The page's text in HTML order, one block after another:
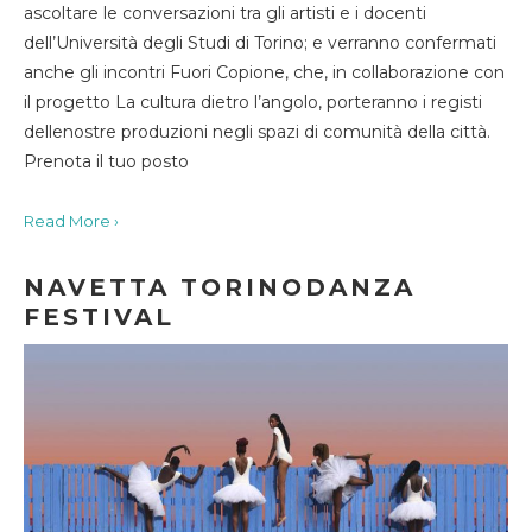
ascoltare le conversazioni tra gli artisti e i docenti
dell’Università degli Studi di Torino; e verranno confermati
anche gli incontri Fuori Copione, che, in collaborazione con
il progetto La cultura dietro l’angolo, porteranno i registi
dellenostre produzioni negli spazi di comunità della città.
Prenota il tuo posto
Read More ›
NAVETTA TORINODANZA
FESTIVAL